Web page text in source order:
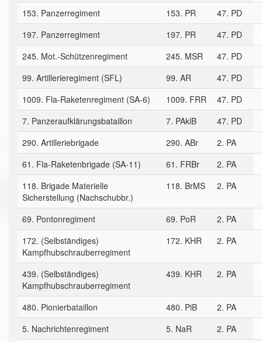
153. Panzerregiment 153. PR
47. PD
197. Panzerregiment
197. PR
47. PD
245. Mot.-Schützenregiment
245. MSR
47. PD
99. Artillerieregiment (SFL)
99. AR
47. PD
1009. Fla-Raketenregiment (SA-6)
1009. FRR
47. PD
7. Panzeraufklärungsbataillon
7. PAklB
47. PD
290. Artilleriebrigade
290. ABr
2. PA
61. Fla-Raketenbrigade (SA-11)
61. FRBr
2. PA
118. Brigade Materielle
Sicherstellung (Nachschubbr.)
118. BrMS 2. PA
69. Pontonregiment 69. PoR
2. PA
172. (Selbständiges)
Kampfhubschrauberregiment
172. KHR 2. PA
439. (Selbständiges)
Kampfhubschrauberregiment
439. KHR 2. PA
480. Pionierbataillon 480. PiB
2. PA
5. Nachrichtenregiment
5. NaR
2. PA